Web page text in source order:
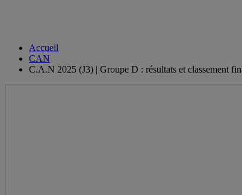
Accueil
CAN
C.A.N 2025 (J3) | Groupe D : résultats et classement